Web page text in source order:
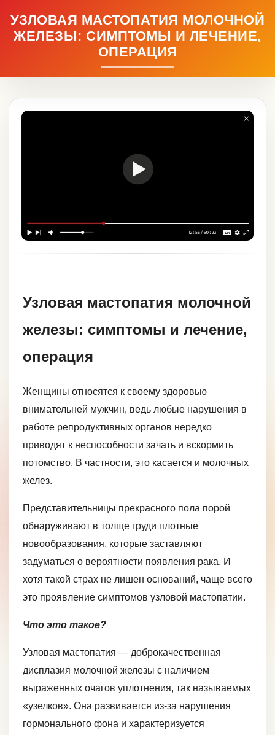
УЗЛОВАЯ МАСТОПАТИЯ МОЛОЧНОЙ
ЖЕЛЕЗЫ: СИМПТОМЫ И ЛЕЧЕНИЕ,
ОПЕРАЦИЯ
Узловая мастопатия молочной
железы: симптомы и лечение,
операция
Женщины относятся к своему здоровью
внимательней мужчин, ведь любые нарушения в
работе репродуктивных органов нередко
приводят к неспособности зачать и вскормить
потомство. В частности, это касается и молочных
желез.
Представительницы прекрасного пола порой
обнаруживают в толще груди плотные
новообразования, которые заставляют
задуматься о вероятности появления рака. И
хотя такой страх не лишен оснований, чаще всего
это проявление симптомов узловой мастопатии.
Что это такое?
Узловая мастопатия ― доброкачественная
дисплазия молочной железы с наличием
выраженных очагов уплотнения, так называемых
«узелков». Она развивается из-за нарушения
гормонального фона и характеризуется